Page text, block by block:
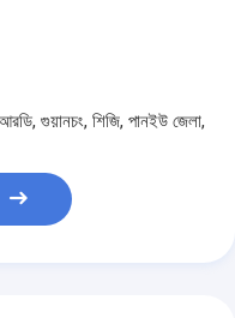
আরডি, গুয়ানচং, শিজি, পানইউ জেলা,